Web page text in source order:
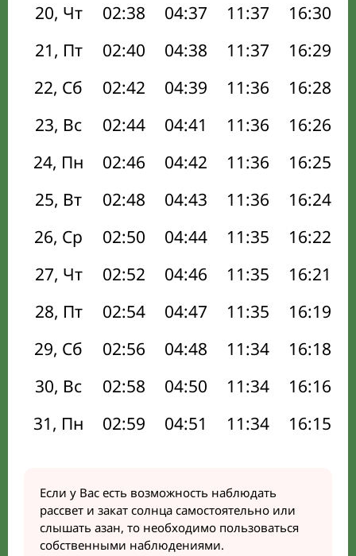
20, Чт
02:38 04:37 11:37 16:30
21, Пт
02:40 04:38 11:37 16:29
22, Сб
02:42 04:39 11:36 16:28
23, Вс
02:44 04:41 11:36 16:26
24, Пн
02:46 04:42 11:36 16:25
25, Вт
02:48 04:43 11:36 16:24
26, Ср
02:50 04:44 11:35 16:22
27, Чт
02:52 04:46 11:35 16:21
28, Пт
02:54 04:47 11:35 16:19
29, Сб
02:56 04:48 11:34 16:18
30, Вс
02:58 04:50 11:34 16:16
31, Пн
02:59 04:51 11:34 16:15
Если у Вас есть возможность наблюдать
рассвет и закат солнца самостоятельно или
слышать азан, то необходимо пользоваться
собственными наблюдениями.